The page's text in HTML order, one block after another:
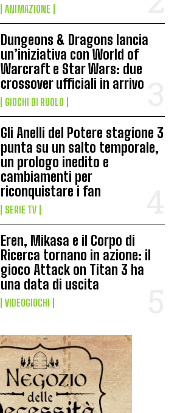
ANIMAZIONE
Dungeons & Dragons lancia
un’iniziativa con World of
Warcraft e Star Wars: due
crossover ufficiali in arrivo
GIOCHI DI RUOLO
Gli Anelli del Potere stagione 3
punta su un salto temporale,
un prologo inedito e
cambiamenti per
riconquistare i fan
SERIE TV
Eren, Mikasa e il Corpo di
Ricerca tornano in azione: il
gioco Attack on Titan 3 ha
una data di uscita
VIDEOGIOCHI